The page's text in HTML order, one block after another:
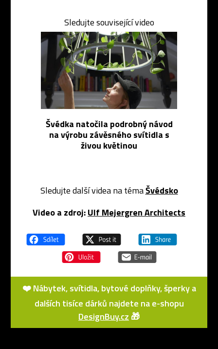
Sledujte související video
Švédka natočila podrobný návod
na výrobu závěsného svítidla s
živou květinou
Sledujte další videa na témaŠvédsko
Video a zdroj:Ulf Mejergren Architects
❤️ Nábytek, svítidla, bytové doplňky, šperky a
dalších tisíce dárků najdete na e-shopu
DesignBuy.cz 🎁